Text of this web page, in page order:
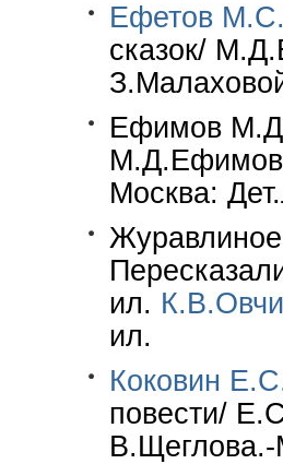
Ефетов
сказок/
Ефимов М.Д.
Москва:
ил.
ил.
Коковин
повести/
В.Щеглова.-